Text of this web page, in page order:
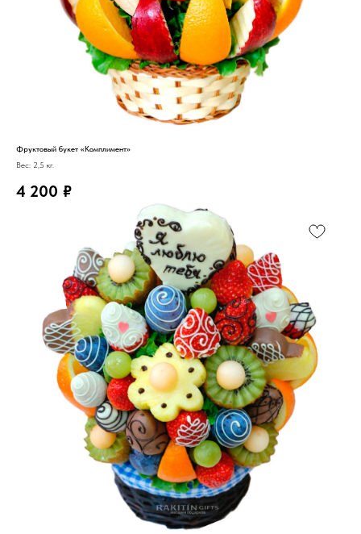
Фруктовый букет «Комплимент»
Вес: 2,5 кг.
4 200 ₽